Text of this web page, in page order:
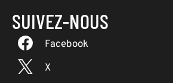
SUIVEZ-NOUS
Facebook
X